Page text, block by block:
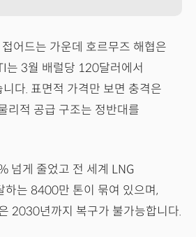
어드는 가운데 호르무즈 해협은
는 3월 배럴당 120달러에서
다. 표면적 가격만 보면 충격은
리적 공급 구조는 정반대를
넘게 줄었고 전 세계 LNG
하는 8400만 톤이 묶여 있으며,
2030년까지 복구가 불가능합니다.